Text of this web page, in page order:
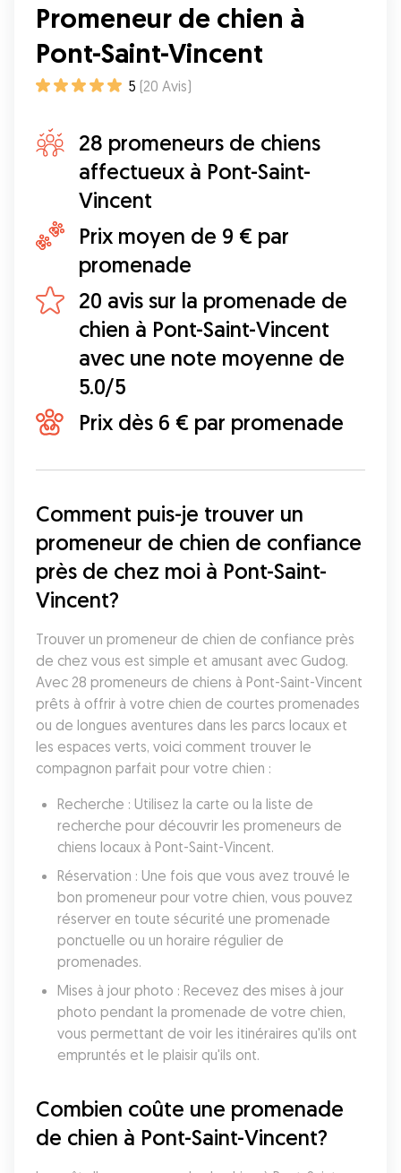
Promeneur de chien à
Pont-Saint-Vincent
5 (20 Avis)
28 promeneurs de chiens
affectueux à Pont-Saint-
Vincent
Prix moyen de 9 € par
promenade
20 avis sur la promenade de
chien à Pont-Saint-Vincent
avec une note moyenne de
5.0/5
Prix dès 6 € par promenade
Comment puis-je trouver un
promeneur de chien de confiance
près de chez moi à Pont-Saint-
Vincent?
Trouver un promeneur de chien de confiance près
de chez vous est simple et amusant avec Gudog.
Avec 28 promeneurs de chiens à Pont-Saint-Vincent
prêts à offrir à votre chien de courtes promenades
ou de longues aventures dans les parcs locaux et
les espaces verts, voici comment trouver le
compagnon parfait pour votre chien :
Recherche : Utilisez la carte ou la liste de
recherche pour découvrir les promeneurs de
chiens locaux à Pont-Saint-Vincent.
Réservation : Une fois que vous avez trouvé le
bon promeneur pour votre chien, vous pouvez
réserver en toute sécurité une promenade
ponctuelle ou un horaire régulier de
promenades.
Mises à jour photo : Recevez des mises à jour
photo pendant la promenade de votre chien,
vous permettant de voir les itinéraires qu'ils ont
empruntés et le plaisir qu'ils ont.
Combien coûte une promenade
de chien à Pont-Saint-Vincent?